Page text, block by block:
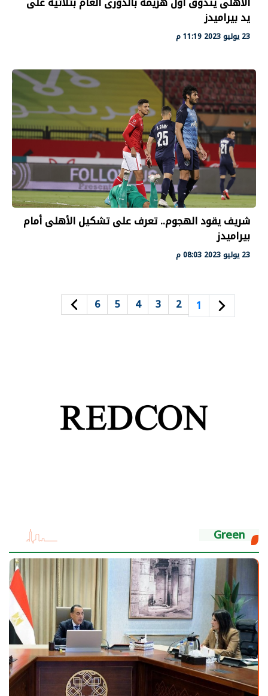
يد بيراميدز
23 يوليو 2023 11:19 م
شريف يقود الهجوم.. تعرف على تشكيل الأهلى أمام
بيراميدز
23 يوليو 2023 08:03 م
1
2
3
4
5
6
Green